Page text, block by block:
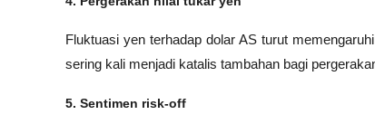
Fluktuasi yen terhadap dolar AS turut
sering kali menjadi katalis tambahan bagi
5. Sentimen risk-off